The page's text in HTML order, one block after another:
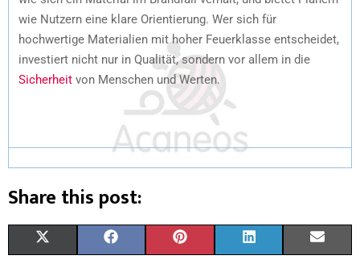
wie Nutzern eine klare Orientierung. Wer sich für
hochwertige Materialien mit hoher Feuerklasse entscheidet,
investiert nicht nur in Qualität, sondern vor allem in die
Sicherheit von Menschen und Werten.
Share this post: